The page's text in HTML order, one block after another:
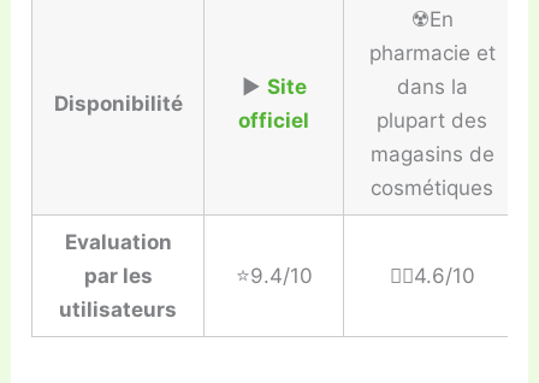
Disponibilité
▶️ Site
officiel
☢️En
pharmacie et
dans la
plupart des
magasins de
cosmétiques
Evaluation
par les
utilisateurs
⭐️9.4/10 👎🏼4.6/10